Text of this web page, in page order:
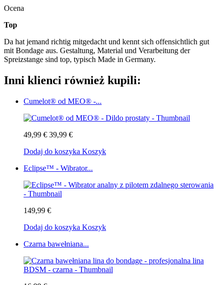
Ocena
Top
Da hat jemand richtig mitgedacht und kennt sich offensichtlich gut
mit Bondage aus. Gestaltung, Material und Verarbeitung der
Spreizstange sind top, typisch Made in Germany.
Inni klienci również kupili:
Cumelot® od MEO® -...
49,99 € 39,99 €
Dodaj do koszyka Koszyk
Eclipse™ - Wibrator...
149,99 €
Dodaj do koszyka Koszyk
Czarna bawełniana...